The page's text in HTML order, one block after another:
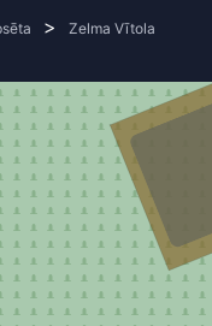
> Zelma Vītola